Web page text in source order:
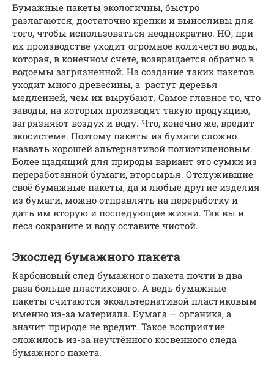
Бумажные пакеты экологичны, быстро
разлагаются, достаточно крепки и выносливы для
того, чтобы использоваться неоднократно. НО, при
их производстве уходит огромное количество воды,
которая, в конечном счете, возвращается обратно в
водоемы загрязненной. На создание таких пакетов
уходит много древесины, а растут деревья
медленней, чем их вырубают. Самое главное то, что
заводы, на которых производят такую продукцию,
загрязняют воздух и воду. Что, конечно же, вредит
экосистеме. Поэтому пакеты из бумаги сложно
назвать хорошей альтернативой полиэтиленовым.
Более щадящий для природы вариант это сумки из
переработанной бумаги, вторсырья. Отслужившие
своё бумажные пакеты, да и любые другие изделия
из бумаги, можно отправлять на переработку и
дать им вторую и последующие жизни. Так вы и
леса сохраните и воду оставите чистой.
Экослед бумажного пакета
Карбоновый след бумажного пакета почти в два
раза больше пластикового. А ведь бумажные
пакеты считаются экоальтернативой пластиковым
именно из-за материала. Бумага — органика, а
значит природе не вредит. Такое восприятие
сложилось из-за неучтённого косвенного следа
бумажного пакета.